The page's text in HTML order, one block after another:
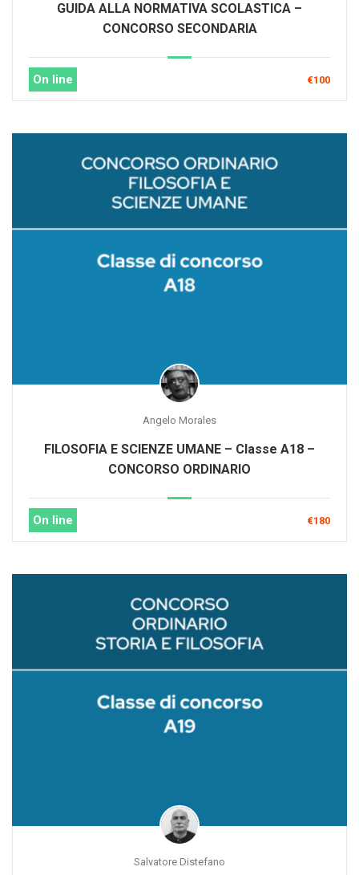
GUIDA ALLA NORMATIVA SCOLASTICA –
CONCORSO SECONDARIA
On line €100
Angelo Morales
FILOSOFIA E SCIENZE UMANE – Classe A18 –
CONCORSO ORDINARIO
On line €180
Salvatore Distefano